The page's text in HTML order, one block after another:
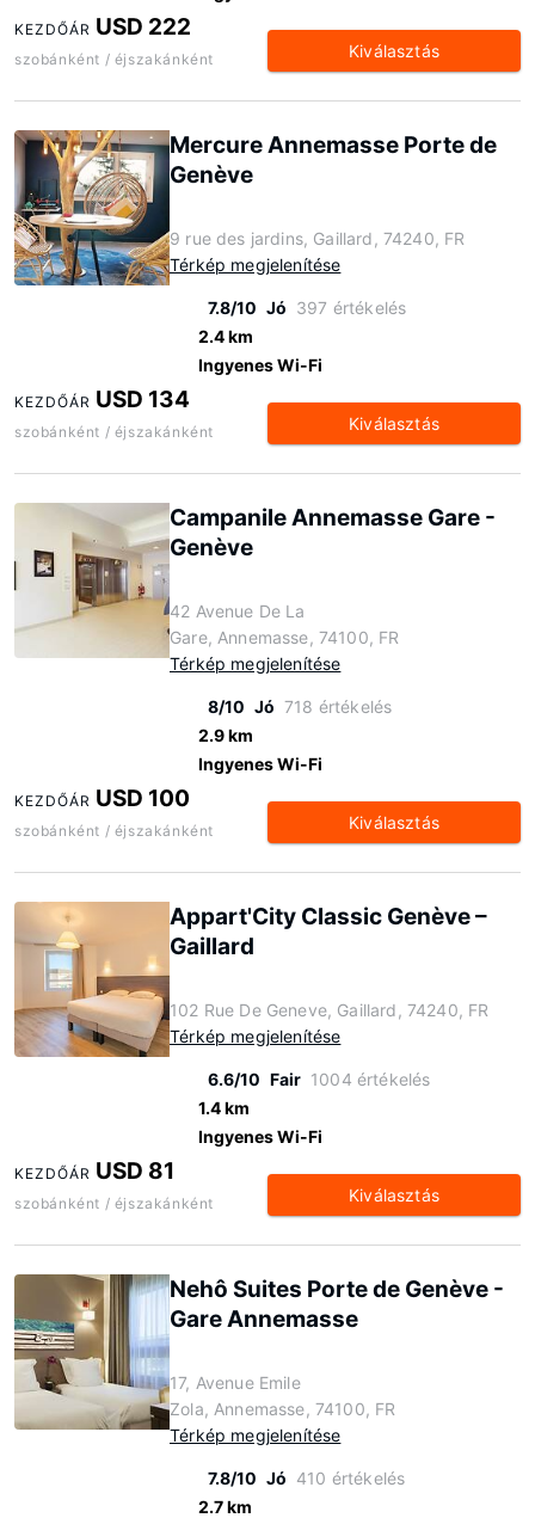
KEZDŐÁR USD 222
szobánként / éjszakánként Kiválasztás
Mercure Annemasse Porte de
Genève
9 rue des jardins, Gaillard, 74240, FR
Térkép megjelenítése
7.8/10 Jó 397 értékelés
2.4 km
Ingyenes Wi-Fi
KEZDŐÁR USD 134
szobánként / éjszakánként Kiválasztás
Campanile Annemasse Gare -
Genève
42 Avenue De La
Gare, Annemasse, 74100, FR
Térkép megjelenítése
8/10 Jó 718 értékelés
2.9 km
Ingyenes Wi-Fi
KEZDŐÁR USD 100
szobánként / éjszakánként Kiválasztás
Appart'City Classic Genève –
Gaillard
102 Rue De Geneve, Gaillard, 74240, FR
Térkép megjelenítése
6.6/10 Fair 1004 értékelés
1.4 km
Ingyenes Wi-Fi
KEZDŐÁR USD 81
szobánként / éjszakánként Kiválasztás
Nehô Suites Porte de Genève -
Gare Annemasse
17, Avenue Emile
Zola, Annemasse, 74100, FR
Térkép megjelenítése
7.8/10 Jó 410 értékelés
2.7 km